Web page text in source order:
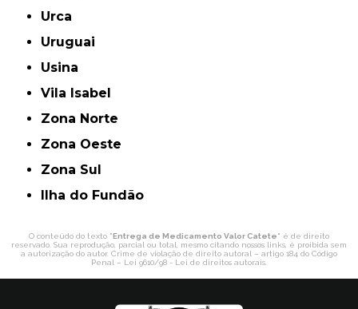
Urca
Uruguai
Usina
Vila Isabel
Zona Norte
Zona Oeste
Zona Sul
ilha do Fundão
O conteúdo do texto " Entrega de Medicamento Valor Catete" é de direito
reservado. Sua reprodução, parcial ou total, mesmo citando nossos links, é proibida sem
a autorização do autor. Crime de violação de direito autoral – artigo 184 do Código
Penal – Lei 9610/98 - Lei de direitos autorais.